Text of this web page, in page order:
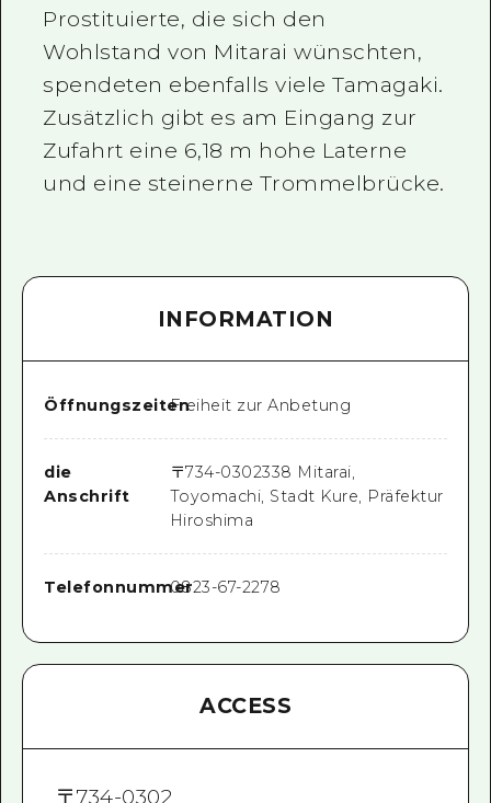
Prostituierte, die sich den
Wohlstand von Mitarai wünschten,
spendeten ebenfalls viele Tamagaki.
Zusätzlich gibt es am Eingang zur
Zufahrt eine 6,18 m hohe Laterne
und eine steinerne Trommelbrücke.
INFORMATION
ÖffnungszeitenFreiheit zur Anbetung
die
Anschrift
〒734-0302338 Mitarai,
Toyomachi, Stadt Kure, Präfektur
Hiroshima
Telefonnummer0823-67-2278
ACCESS
〒734-0302